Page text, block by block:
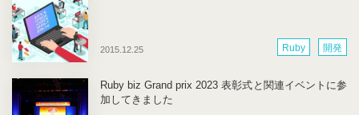
2015.12.25 Ruby 開発
Ruby biz Grand prix 2023 表彰式と関連イベントに参
加してきました